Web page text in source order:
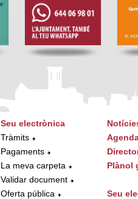
Seu electrònica
Tràmits
Pagaments
La meva carpeta
Validar document
Oferta pública
Plànol
Seu